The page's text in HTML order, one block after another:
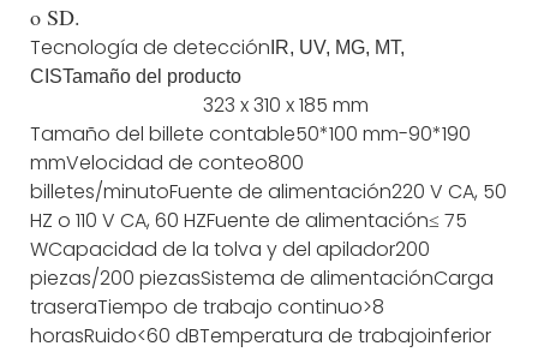
o SD.
Tecnología de detección IR, UV, MG, MT,
CISTamaño del producto
323 x 310 x 185 mm
Tamaño del billete contable50*100 mm-90*190
mmVelocidad de conteo800
billetes/minutoFuente de alimentación220 V CA, 50
HZ o 110 V CA, 60 HZFuente de alimentación≤ 75
WCapacidad de la tolva y del apilador200
piezas/200 piezasSistema de alimentaciónCarga
traseraTiempo de trabajo continuo>8
horasRuido<60 dBTemperatura de trabajoinferior